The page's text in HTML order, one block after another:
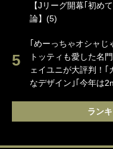
【Jリーグ開幕｢初め
論】(5)
｢めーっちゃオシャ
トッティも愛した名
ェイユニが大評判！｢
なデザイン｣｢今年は
ラン